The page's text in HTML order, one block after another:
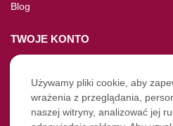
Blog
TWOJE KONTO
Moje konto
Nie pamiętasz hasła?
Twoje zamówienia
Używamy pliki cookie, aby
wrażenia z przeglądania,
naszej witryny, analizować jej